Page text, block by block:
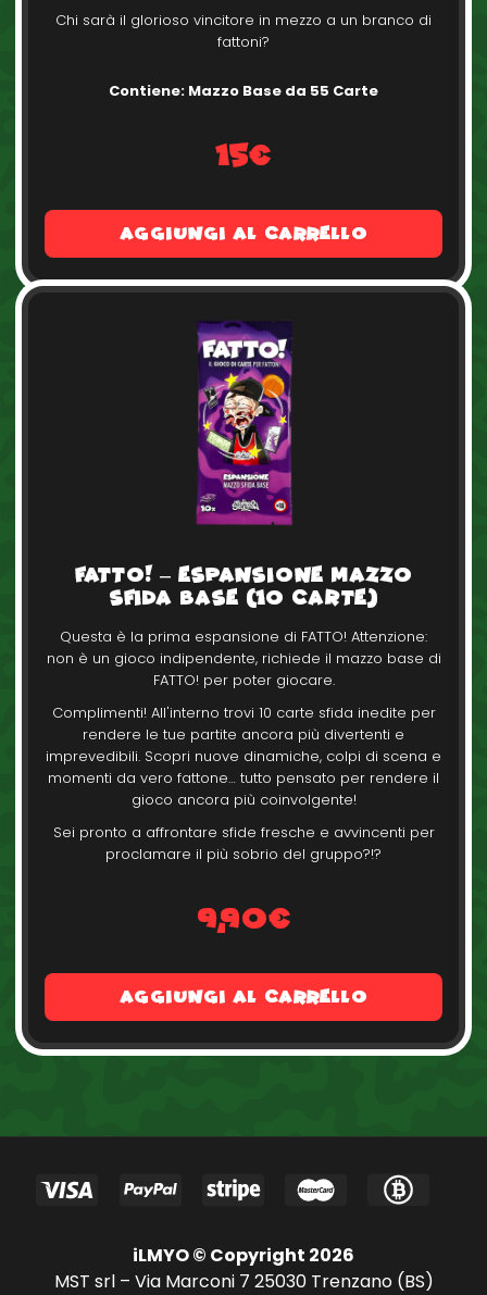
Chi sarà il glorioso vincitore in mezzo a un branco di
fattoni?
Contiene: Mazzo Base da 55 Carte
15€
Aggiungi al carrello
FATTO! – Espansione Mazzo
Sfida Base (10 Carte)
Questa è la prima espansione di FATTO! Attenzione:
non è un gioco indipendente, richiede il mazzo base di
FATTO! per poter giocare.
Complimenti! All'interno trovi 10 carte sfida inedite per
rendere le tue partite ancora più divertenti e
imprevedibili. Scopri nuove dinamiche, colpi di scena e
momenti da vero fattone… tutto pensato per rendere il
gioco ancora più coinvolgente!
Sei pronto a affrontare sfide fresche e avvincenti per
proclamare il più sobrio del gruppo?!?
9,90€
Aggiungi al carrello
iLMYO © Copyright 2026
MST srl – Via Marconi 7 25030 Trenzano (BS)